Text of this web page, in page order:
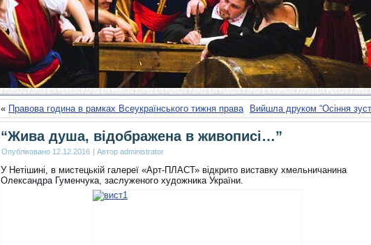
« Правова година в рамках Всеукраїнського тижня права Вийшла друком “Осіння
“Жива душа, відображена в живописі…”
Опубліковано 12.12.2016 | Автор administrator
У Нетішині, в мистецькій галереї «Арт-ПЛАСТ» відкрито виставку хмельничанина
Олександра Гуменчука, заслуженого художника України.